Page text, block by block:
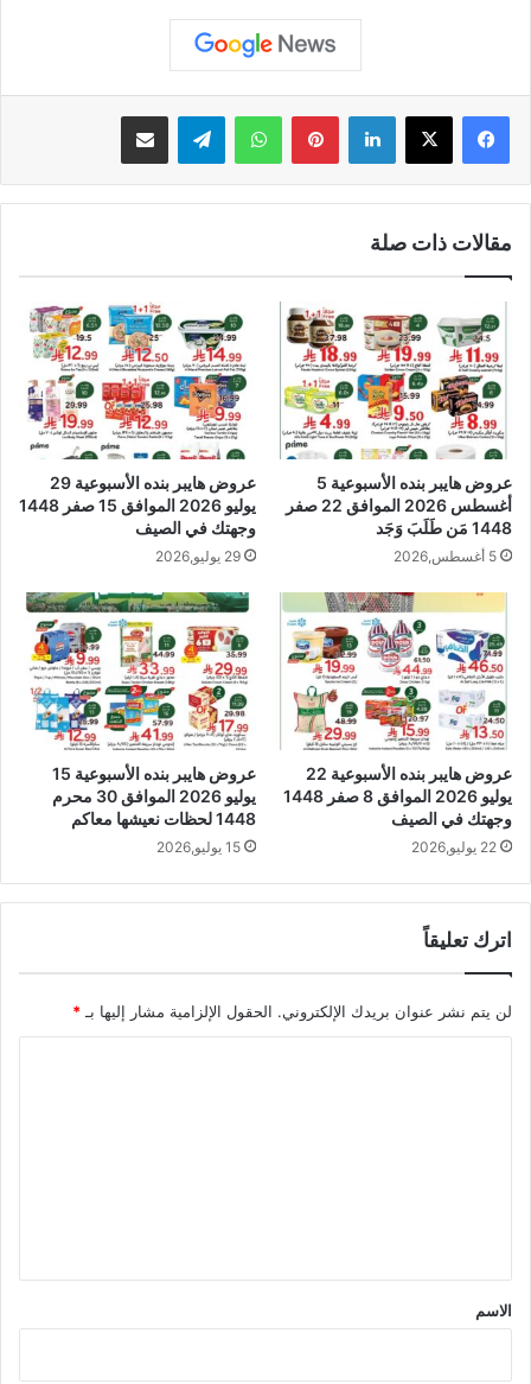
لينكدإن بينتيريستواتساب تيلقرام مشاركة عبر البريد
مقالات ذات صلة
عروض هايبر بنده الأسبوعية 5
أغسطس 2026 الموافق 22 صفر
1448 مَن طَلَبَ وَجَد
5 أغسطس,2026
عروض هايبر بنده الأسبوعية 29
يوليو 2026 الموافق 15 صفر 1448
وجهتك في الصيف
29 يوليو,2026
عروض هايبر بنده الأسبوعية 22
يوليو 2026 الموافق 8 صفر 1448
وجهتك في الصيف
22 يوليو,2026
عروض هايبر بنده الأسبوعية 15
يوليو 2026 الموافق 30 محرم
1448 لحظات نعيشها معاكم
15 يوليو,2026
اترك تعليقاً
لن يتم نشر عنوان بريدك الإلكتروني. الحقول الإلزامية مشار إليها بـ*
*
الاسم